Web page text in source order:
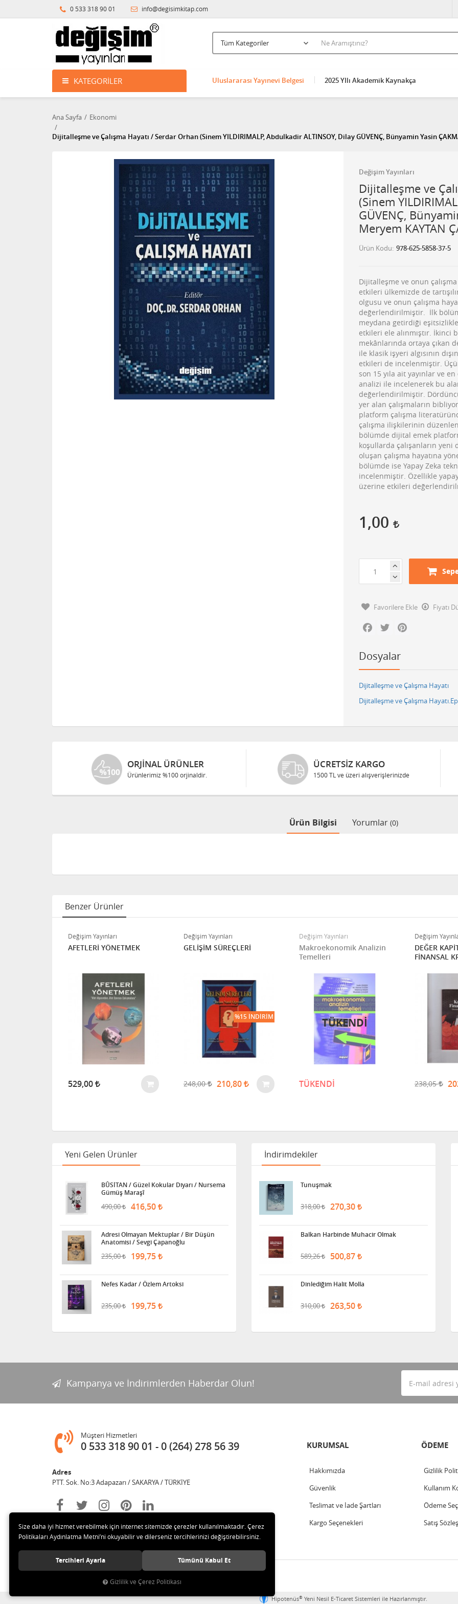
0 533 318 90 01 info@degisimkitap.com
KATEGORILER Uluslararası Yayınevi Belgesi 2025 YIlı Akademik Kaynakça
Ana Sayfa Ekonomi
Dijitalleşme ve Çalışma Hayatı / Serdar Orhan (Sinem YILDIRIMALP, Abdulkadir ALTINSOY, Dilay GÜVENÇ, Bünyamin Yasin
Değişim Yayınları
Dijitalleşme ve
(Sinem
GÜVENÇ,
Meryem KAYTAN
Ürün Kodu 978-625-5858-37-5
Dijitalleşme ve onun
etkileri ülkemizde de
olgusu ve onun çalışma
değerlendirilmiştir. İlk
meydana getirdiği
etkileri ele alınmıştır.
mekânlarında ortaya çıkan
ile klasik işyeri algısının
etkileri de incelenmiştir.
son 15 yıla ait yayınlar ve
analizi ile incelenerek bu
değerlendirilmiştir.
yer alan çalışmaların
platform çalışma
çalışma ilişkilerinin
bölümde dijital emek
koşullarda çalışanların
oluşan çalışma hayatına
bölümde ise Yapay Zeka
incelenmiştir. Özellikle
üzerine etkileri
1,00
Favorilere Ekle
Fiyatı
Facebook
Twitter
Dosyalar
Dijitalleşme ve Çalışma Hayatı
Dijitalleşme ve Çalışma
ORJINAL ÜRÜNLER
Ürünlerimiz %100 orjinaldir.
ÜCRETSIZ KARGO
1500 TL ve üzeri alışverişlerinizde
Ürün Bilgisi Yorumlar (0)
Benzer Ürünler
Değişim Yayınları
AFETLERİ YÖNETMEK
529,00
Değişim Yayınları
GELİŞİM SÜREÇLERİ
248,00 210,80
%15 İNDIRIM
Değişim Yayınları
Makroekonomik Analizin
Temelleri
TÜKENDİ
TÜKENDİ
Değişim
DEĞER
FİNANSAL
238,05
Yeni Gelen Ürünler
BÛSİTAN / Güzel Kokular Diyarı / Nursema
Gümüş Maraşî
490,00 416,50
Adresi Olmayan Mektuplar / Bir Düşün
Anatomisi / Sevgi Çapanoğlu
235,00 199,75
Nefes Kadar / Özlem Artoksi
235,00 199,75
İndirimdekiler
Tunuşmak
318,00 270,30
Balkan Harbinde Muhacir Olmak
589,26 500,87
Dinlediğim Halit Molla
310,00 263,50
Kampanya ve İndirimlerden Haberdar Olun!
Müşteri Hizmetleri
0 533 318 90 01 0 (264) 278 56 39
Adres
PTT. Sok. No:3 Adapazarı / SAKARYA / TÜRKİYE
KURUMSAL
Hakkımızda
Güvenlik
Teslimat ve İade Şartları
Kargo Seçenekleri
ÖDEME
Gizlilik
Kullanım
Ödeme
Satış
© 2020 Değişim Yayınları Tüm hakları saklıdır.
Hipotenüs® Yeni Nesil E-Ticaret Sistemleri ile Hazırlanmıştır.
Size daha iyi hizmet verebilmek için internet sitemizde çerezler kullanılmaktadır. Çerez
Politikaları Aydınlatma Metni’ni okuyabilir ve dilerseniz tercihlerinizi değiştirebilirsiniz.
Tercihleri Ayarla Tümünü Kabul Et
Gizlilik ve Çerez Politikası